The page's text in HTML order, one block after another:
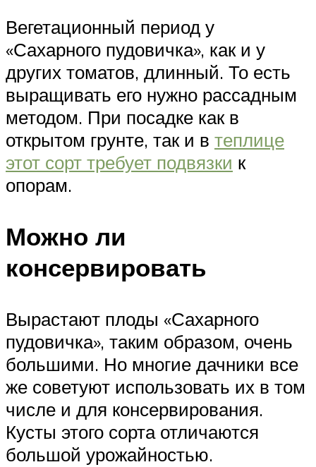
Вегетационный период у
«Сахарного пудовичка», как и у
других томатов, длинный. То есть
выращивать его нужно рассадным
методом. При посадке как в
открытом грунте, так и в теплице
этот сорт требует подвязки к
опорам.
Можно ли
консервировать
Вырастают плоды «Сахарного
пудовичка», таким образом, очень
большими. Но многие дачники все
же советуют использовать их в том
числе и для консервирования.
Кусты этого сорта отличаются
большой урожайностью.